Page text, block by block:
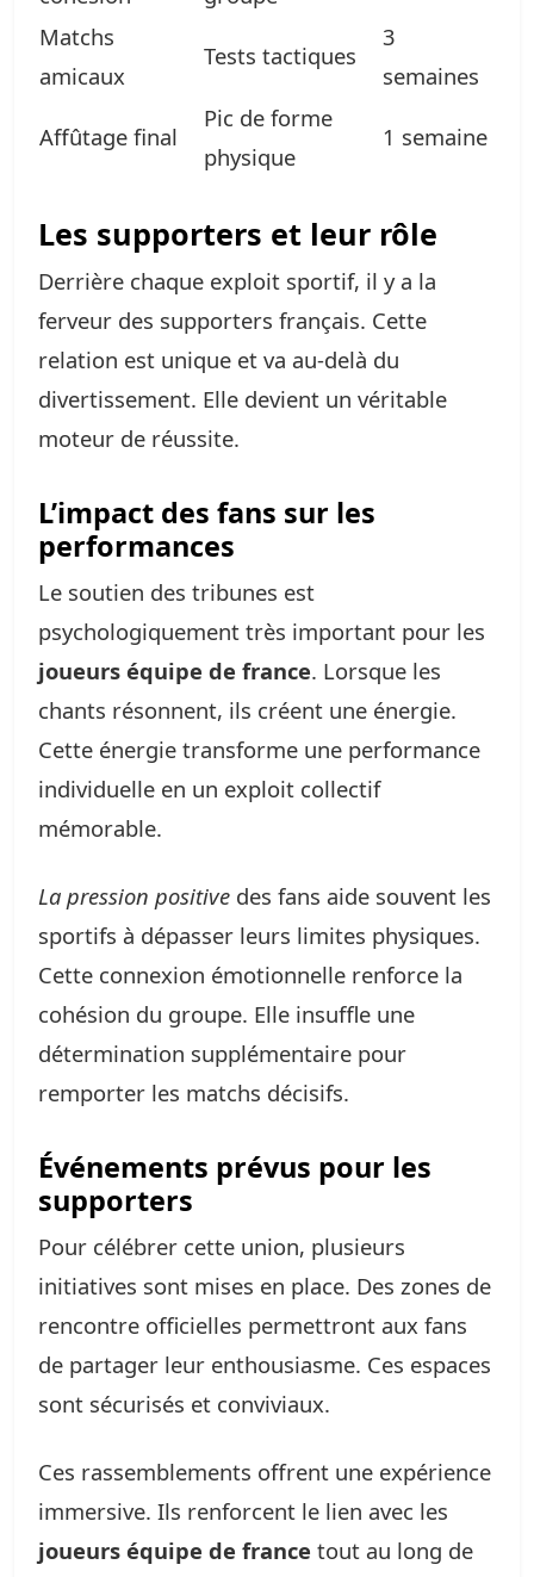
Matchs
amicaux
Tests tactiques
3
semaines
Affûtage final
Pic de forme
physique
1 semaine
Les supporters et leur rôle
Derrière chaque exploit sportif, il y a la
ferveur des supporters français. Cette
relation est unique et va au-delà du
divertissement. Elle devient un véritable
moteur de réussite.
L’impact des fans sur les
performances
Le soutien des tribunes est
psychologiquement très important pour les
joueurs équipe de france. Lorsque les
chants résonnent, ils créent une énergie.
Cette énergie transforme une performance
individuelle en un exploit collectif
mémorable.
La pression positive des fans aide souvent les
sportifs à dépasser leurs limites physiques.
Cette connexion émotionnelle renforce la
cohésion du groupe. Elle insuffle une
détermination supplémentaire pour
remporter les matchs décisifs.
Événements prévus pour les
supporters
Pour célébrer cette union, plusieurs
initiatives sont mises en place. Des zones de
rencontre officielles permettront aux fans
de partager leur enthousiasme. Ces espaces
sont sécurisés et conviviaux.
Ces rassemblements offrent une expérience
immersive. Ils renforcent le lien avec les
joueurs équipe de france tout au long de